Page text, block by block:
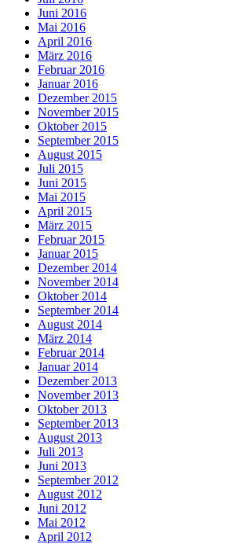
Juni 2016
Mai 2016
April 2016
März 2016
Februar 2016
Januar 2016
Dezember 2015
November 2015
Oktober 2015
September 2015
August 2015
Juli 2015
Juni 2015
Mai 2015
April 2015
März 2015
Februar 2015
Januar 2015
Dezember 2014
November 2014
Oktober 2014
September 2014
August 2014
März 2014
Februar 2014
Januar 2014
Dezember 2013
November 2013
Oktober 2013
September 2013
August 2013
Juli 2013
Juni 2013
September 2012
August 2012
Juni 2012
Mai 2012
April 2012